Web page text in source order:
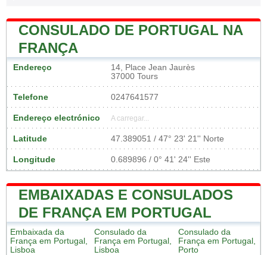
CONSULADO DE PORTUGAL NA
FRANÇA
Endereço
14, Place Jean Jaurès
37000 Tours
Telefone 0247641577
Endereço electrónico A carregar...
Latitude 47.389051 / 47° 23' 21'' Norte
Longitude 0.689896 / 0° 41' 24'' Este
EMBAIXADAS E CONSULADOS
DE FRANÇA EM PORTUGAL
Embaixada da
França em Portugal,
Lisboa
Consulado da
França em Portugal,
Lisboa
Consulado da
França em Portugal,
Porto